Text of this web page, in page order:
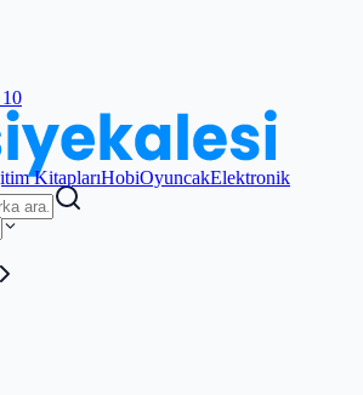
KitaplarıHobiOyuncakElektronik